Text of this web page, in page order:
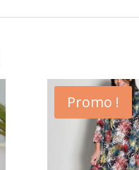
Promo !